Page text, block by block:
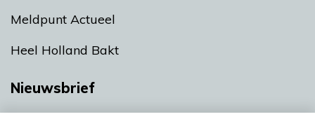
Meldpunt Actueel
Heel Holland Bakt
Nieuwsbrief